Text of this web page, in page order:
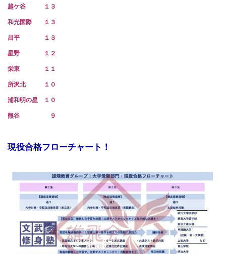
越ケ谷 １３
和光国際 １３
昌平 １３
星野 １２
栄東 １１
所沢北 １０
浦和明の星 １０
熊谷 ９
現役合格フローチャート！